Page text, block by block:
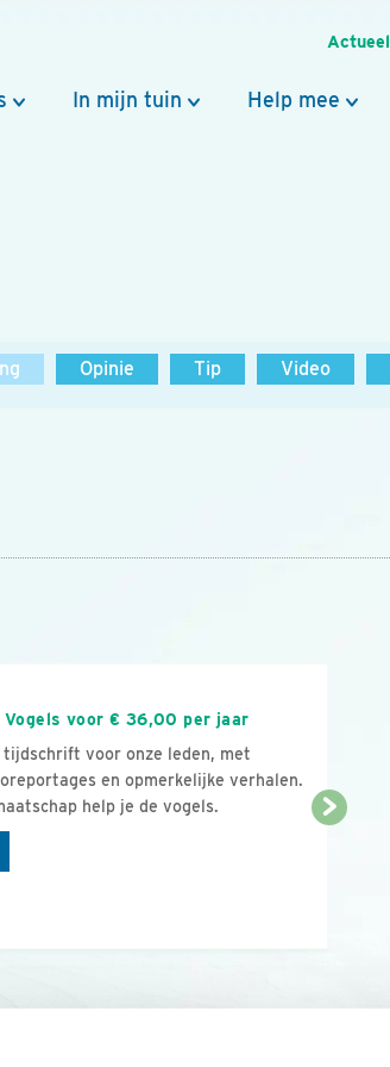
Actueel
In mijn tuin Help mee
Opinie Tip Video
Vogels voor € 36,00 per jaar
tijdschrift voor onze leden, met
en opmerkelijke verhalen.
help je de vogels.